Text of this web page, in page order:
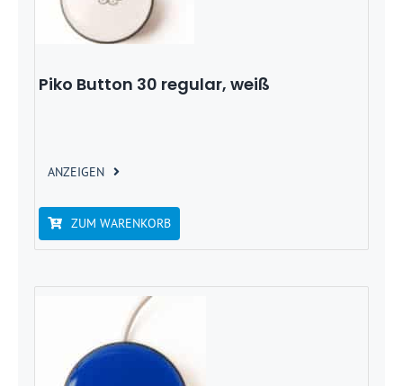
Piko Button 30 regular, weiß
ANZEIGEN
ZUM WARENKORB